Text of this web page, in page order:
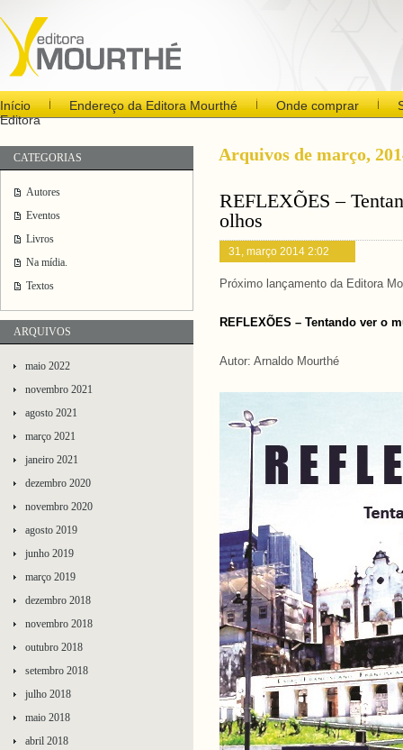
Início Endereço da Editora Mourthé Onde comprar
Editora
CATEGORIAS
Autores
Eventos
Livros
Na mídia.
Textos
ARQUIVOS
maio 2022
novembro 2021
agosto 2021
março 2021
janeiro 2021
dezembro 2020
novembro 2020
agosto 2019
junho 2019
março 2019
dezembro 2018
novembro 2018
outubro 2018
setembro 2018
julho 2018
maio 2018
abril 2018
Arquivos de março,
REFLEXÕES –
olhos
31, março 2014 2:02
Próximo lançamento da Editora
REFLEXÕES – Tentando ver o
Autor: Arnaldo Mourthé